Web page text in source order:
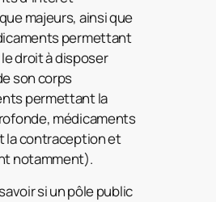
majeurs, ainsi que
permettant
droit à disposer
son corps
permettant la
médicaments
la contraception et
notamment).
si un pôle public